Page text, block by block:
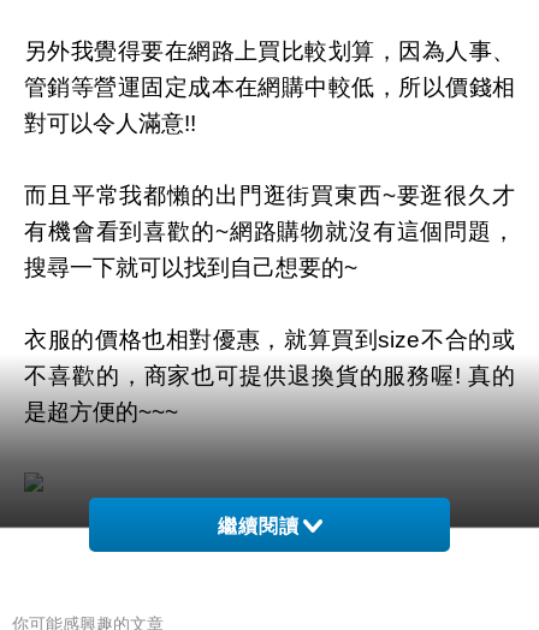
另外我覺得要在網路上買比較划算，因為人事、
管銷等營運固定成本在網購中較低，所以價錢相
對可以令人滿意!!
而且平常我都懶的出門逛街買東西~要逛很久才
有機會看到喜歡的~網路購物就沒有這個問題，
搜尋一下就可以找到自己想要的~
衣服的價格也相對優惠，就算買到size不合的或
不喜歡的，商家也可提供退換貨的服務喔! 真的
是超方便的~~~
商品網址
繼續閱讀
你可能感興趣的文章